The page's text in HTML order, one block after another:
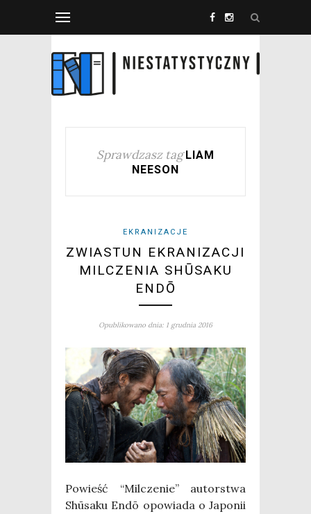
Sprawdzasz tag LIAM
NEESON
EKRANIZACJE
ZWIASTUN EKRANIZACJI
MILCZENIA SHŪSAKU
ENDŌ
Opublikowano dnia: 1 grudnia 2016
Powieść “Mil­cze­nie” autor­stwa
Shūsa­ku Endō opo­wia­da o Japo­nii